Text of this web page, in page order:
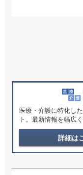
医療・介護に特化し
ト。最新情報を幅広
詳細は